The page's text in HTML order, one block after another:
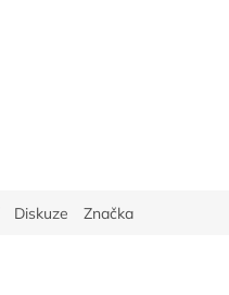
Diskuze Značka